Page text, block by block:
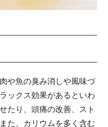
や魚の臭み消しや風味づ
ックス効果があるといわ
たり、頭痛の改善、スト
た、カリウムを多く含む